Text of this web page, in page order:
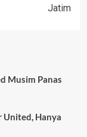
Jatim
Musim Panas
United, Hanya